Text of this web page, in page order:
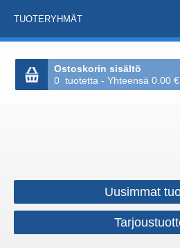
TUOTERYHMÄT
Ostoskorin sisältö
0 tuotetta - Yhteensä 0.00 €
Uusimmat